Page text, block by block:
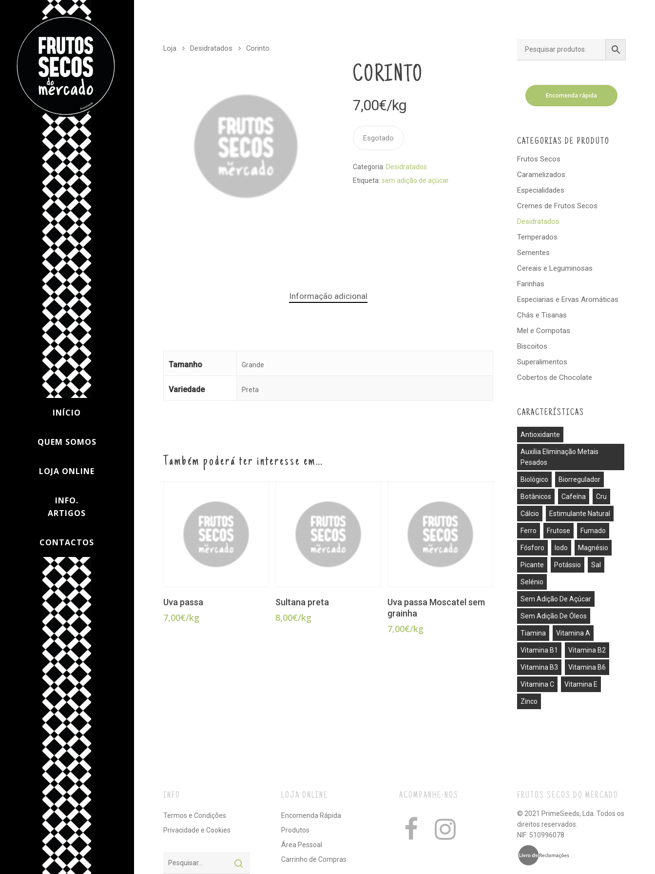
INÍCIO
QUEM SOMOS
LOJA ONLINE
INFO.
ARTIGOS
CONTACTOS
Loja Desidratados Corinto
CORINTO
7,00€/kg
Esgotado
Categoria: Desidratados
Etiqueta: sem adição de açúcar
Informação adicional
Tamanho Grande
Variedade Preta
Também poderá ter interesse em…
Uva passa
7,00€/kg
Sultana preta
8,00€/kg
Uva passa Moscatel sem
grainha
7,00€/kg
Encomenda rápida
CATEGORIAS DE PRODUTO
Frutos Secos
Caramelizados
Especialidades
Cremes de Frutos Secos
Desidratados
Temperados
Sementes
Cereais e Leguminosas
Farinhas
Especiarias e Ervas Aromáticas
Chás e Tisanas
Mel e Compotas
Biscoitos
Superalimentos
Cobertos de Chocolate
CARACTERÍSTICAS
Antioxidante
Auxilia Eliminação Metais
Pesados
Biológico Biorregulador
Botânicos Cafeína Cru
Cálcio Estimulante Natural
Ferro Frutose Fumado
Fósforo Iodo Magnésio
Picante Potássio Sal
Selénio
Sem Adição De Açúcar
Sem Adição De Óleos
Tiamina Vitamina A
Vitamina B1 Vitamina B2
Vitamina B3 Vitamina B6
Vitamina C Vitamina E
Zinco
INFO
Termos e Condições
Privacidade e Cookies
LOJA ONLINE
Encomenda Rápida
Produtos
Área Pessoal
Carrinho de Compras
ACOMPANHE-NOS FRUTOS SECOS DO MERCADO
© 2021 PrimeSeeds, Lda. Todos os
direitos reservados.
NIF: 510996078